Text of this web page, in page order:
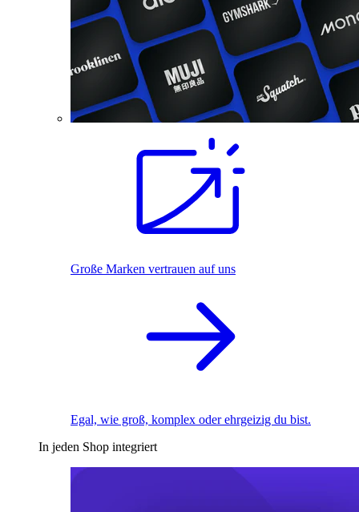
Große Marken vertrauen auf uns
Egal, wie groß, komplex oder ehrgeizig du bist.
In jeden Shop integriert